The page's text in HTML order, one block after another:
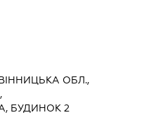
ВІННИЦЬКА ОБЛ.,
БУДИНОК 2